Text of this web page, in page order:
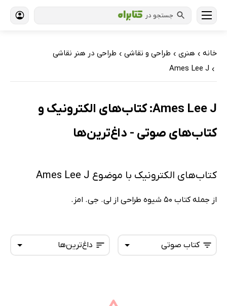
جستجو در
خانه › هنری › طراحی و نقاشی › طراحی در هنر نقاشی
›
Ames Lee J
Ames Lee J: کتاب‌های الکترونیک و
کتاب‌های صوتی - داغ‌ترین‌ها
کتاب‌های الکترونیک با موضوع Ames Lee J
از جمله کتاب 50 شیوه طراحی از لی. جی. امز.
داغ‌ترین‌ها کتاب صوتی